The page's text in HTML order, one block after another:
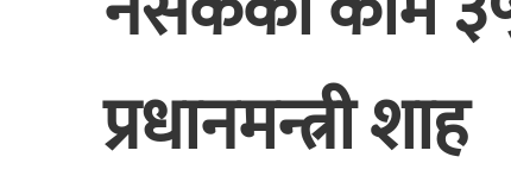
प्रधानमन्त्री शाह